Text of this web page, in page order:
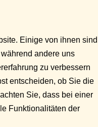
Einige von ihnen sind
andere uns
zu verbessern
entscheiden, ob Sie die
Sie, dass bei einer
Funktionalitäten der